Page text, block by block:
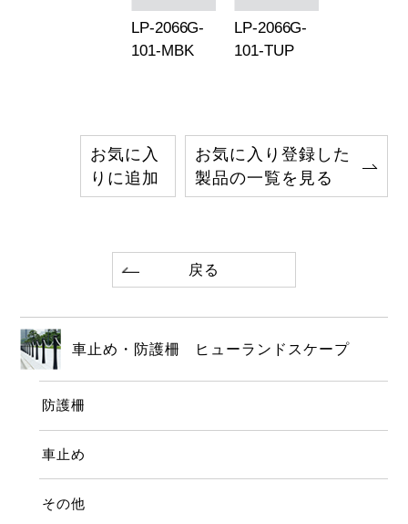
LP-2066G-
101-MBK
LP-2066G-
101-TUP
お気に入
りに追加
お気に入り登録した
製品の一覧を見る
戻る
車止め・防護柵 ヒューランドスケープ
防護柵
車止め
その他